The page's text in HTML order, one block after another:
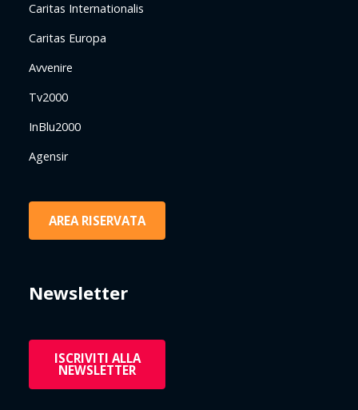
Caritas Internationalis
Caritas Europa
Avvenire
Tv2000
InBlu2000
Agensir
AREA RISERVATA
Newsletter
ISCRIVITI ALLA
NEWSLETTER